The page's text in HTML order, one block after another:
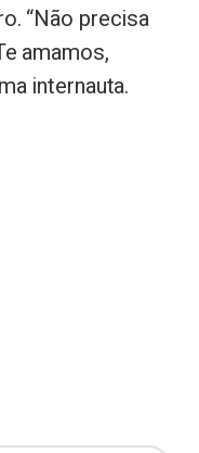
“Não precisa
amamos,
internauta.